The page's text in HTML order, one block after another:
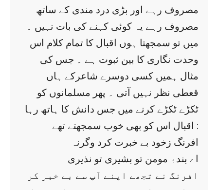
مصروف رہے اور بڑی درد مندی کے ساتھ
مصروف رہے یہ کوئی کہنے کی بات نہیں ۔
میں تو سمجھتا ہوں اقبال کا تمام کلام اس
وحدت نگاری کا بین ثبوت ہے ۔ جس کی
مثال ہمیں کسی دوسرے شاعرکے ہاں
قعطی نظر نہیں آتی ۔ پھر مسلمانوں کو
ٹکڑے ٹکڑے کرنے میں جس دانش کا ہاتھ رہا
اقبال اس کو بھی خوب سمجھتے تھے :
افرنگ زخود بے خبرت کرد وگرنہ
اے بندۂ مومن تو بشیری تو نذیری
افرنگ نے تجھے اپنے آپ سے بے خبر کر